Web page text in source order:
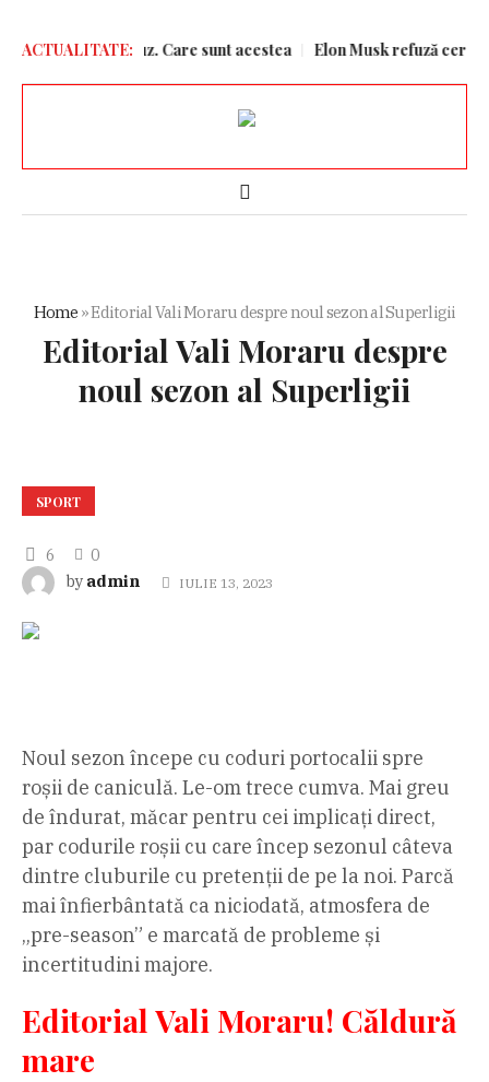
ACTUALITATE:
Ormuz. Care sunt acestea Elon Musk refuză cererea
Home »Editorial Vali Moraru despre noul sezon al Superligii
Editorial Vali Moraru despre
noul sezon al Superligii
SPORT
6
0
by admin IULIE 13, 2023
Noul sezon începe cu coduri portocalii spre
roșii de caniculă. Le-om trece cumva. Mai greu
de îndurat, măcar pentru cei implicați direct,
par codurile roșii cu care încep sezonul câteva
dintre cluburile cu pretenții de pe la noi. Parcă
mai înfierbântată ca niciodată, atmosfera de
„pre-season” e marcată de probleme și
incertitudini majore.
Editorial Vali Moraru! Căldură
mare